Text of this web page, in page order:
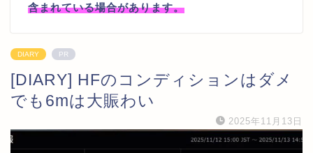
含まれている場合があります。
DIARY PR
[DIARY] HFのコンディションはダメ
でも6mは大賑わい
2025年11月13日